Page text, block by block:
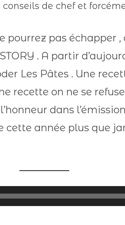
de chef et
pourrez pas
. A partir
Les Pâtes . Une
recette on ne se
dans
cette année plus que